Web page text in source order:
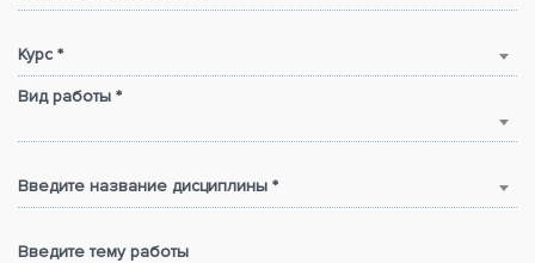
Курс *
Вид работы *
Введите название дисциплины *
Введите тему работы